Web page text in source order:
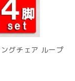
グチェア ループ